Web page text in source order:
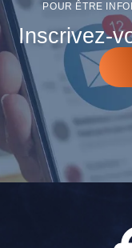
POUR ÊTRE
Inscrivez-